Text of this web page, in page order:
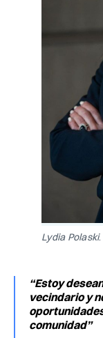
Lydia Polaski
“Estoy
vecindario y
comunidad”